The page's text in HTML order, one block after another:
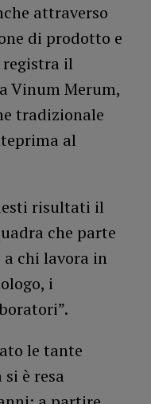
attraverso
di prodotto e
il
Vinum Merum,
tradizionale
al
risultati il
che parte
a chi lavora in
i
le tante
è resa